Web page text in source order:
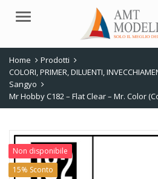
Menu
Home
Prodotti
COLORI, PRIMER, DILUENTI,
Sangyo
Mr Hobby C182 – Flat Clear – Mr. Color
Non disponibile
15% Sconto